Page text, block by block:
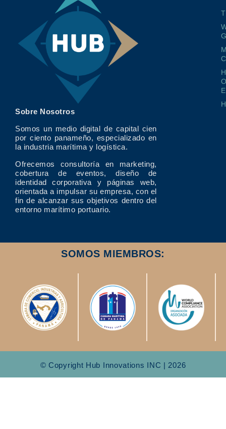
Sobre Nosotros
Somos un medio digital de capital cien
por ciento panameño, especializado en
la industria marítima y logística.
Ofrecemos consultoría en marketing,
cobertura de eventos, diseño de
identidad corporativa y páginas web,
orientada a impulsar su empresa, con el
fin de alcanzar sus objetivos dentro del
entorno marítimo portuario.
SOMOS MIEMBROS:
© Copyright Hub Innovations INC | 2026